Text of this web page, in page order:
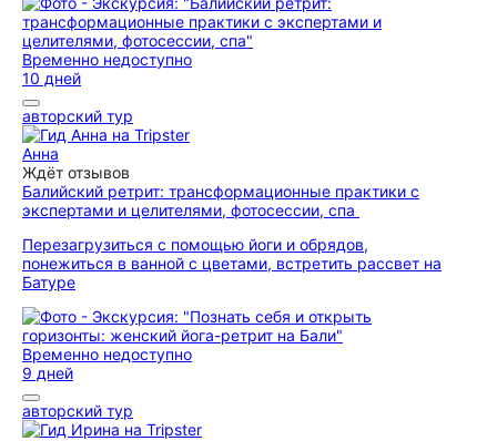
Временно недоступно
10 дней
авторский тур
Анна
Ждёт отзывов
Балийский ретрит: трансформационные практики с
экспертами и целителями, фотосессии, спа
Перезагрузиться с помощью йоги и обрядов,
понежиться в ванной с цветами, встретить рассвет на
Батуре
Временно недоступно
9 дней
авторский тур